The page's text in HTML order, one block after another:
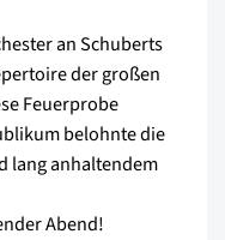
an Schuberts
der großen
Feuerprobe
belohnte die
lang anhaltendem
Abend!